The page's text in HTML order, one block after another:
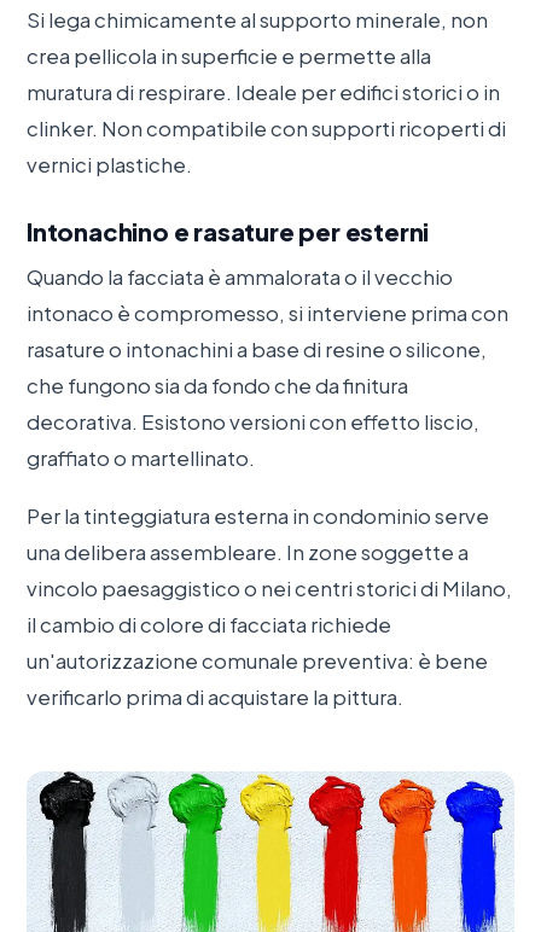
Si lega chimicamente al supporto minerale, non
crea pellicola in superficie e permette alla
muratura di respirare. Ideale per edifici storici o in
clinker. Non compatibile con supporti ricoperti di
vernici plastiche.
Intonachino e rasature per esterni
Quando la facciata è ammalorata o il vecchio
intonaco è compromesso, si interviene prima con
rasature o intonachini a base di resine o silicone,
che fungono sia da fondo che da finitura
decorativa. Esistono versioni con effetto liscio,
graffiato o martellinato.
Per la tinteggiatura esterna in condominio serve
una delibera assembleare. In zone soggette a
vincolo paesaggistico o nei centri storici di Milano,
il cambio di colore di facciata richiede
un'autorizzazione comunale preventiva: è bene
verificarlo prima di acquistare la pittura.